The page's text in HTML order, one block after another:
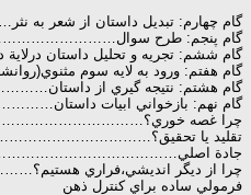
گام چهارم: تبديل داستان از شعر به
گام پنجم: طرح
گام ششم: تجريه و تحليل داستان درلاية
گام هفتم: ورود به لايه سوم
گام هشتم: نتيجه گيري از
گام نهم: بازخواني ابيات
چرا غصه
تقليد يا
جادة
چرا از ديگر انديشي،فراري
فرمولي ساده براي كنترل ذهن